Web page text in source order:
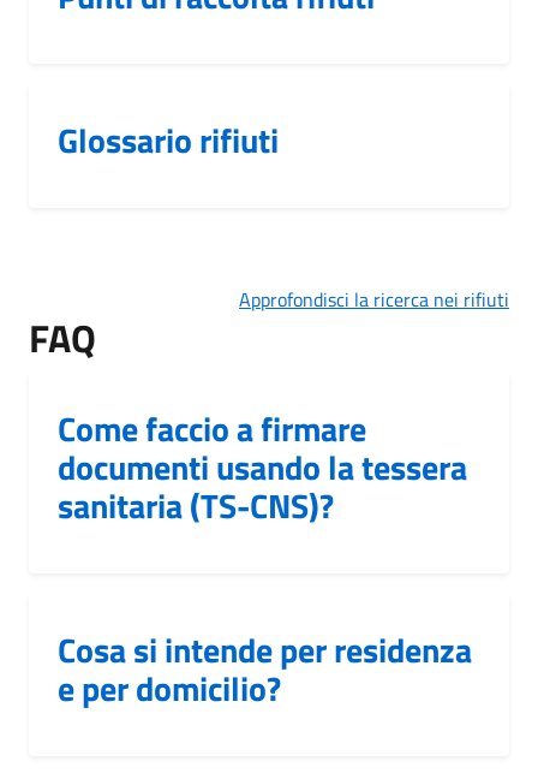
Glossario rifiuti
Approfondisci la ricerca nei rifiuti
FAQ
Come faccio a firmare
documenti usando la tessera
sanitaria (TS-CNS)?
Cosa si intende per residenza
e per domicilio?